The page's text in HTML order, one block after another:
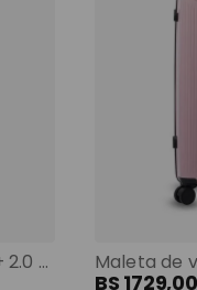
Maleta de viaje 23 kg 360 bazy+ 2.0 bodega negro color: negro
BS 1729,00